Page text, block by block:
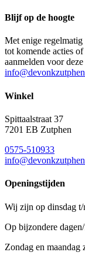
Blijf op de hoogte
Met enige
tot komende acties
aanmelden voor
Winkel
Spittaalstraat 37
7201 EB Zutphen
0575-510933
Openingstijden
Wij zijn op dinsdag t/
Op bijzondere
Zondag en maandag